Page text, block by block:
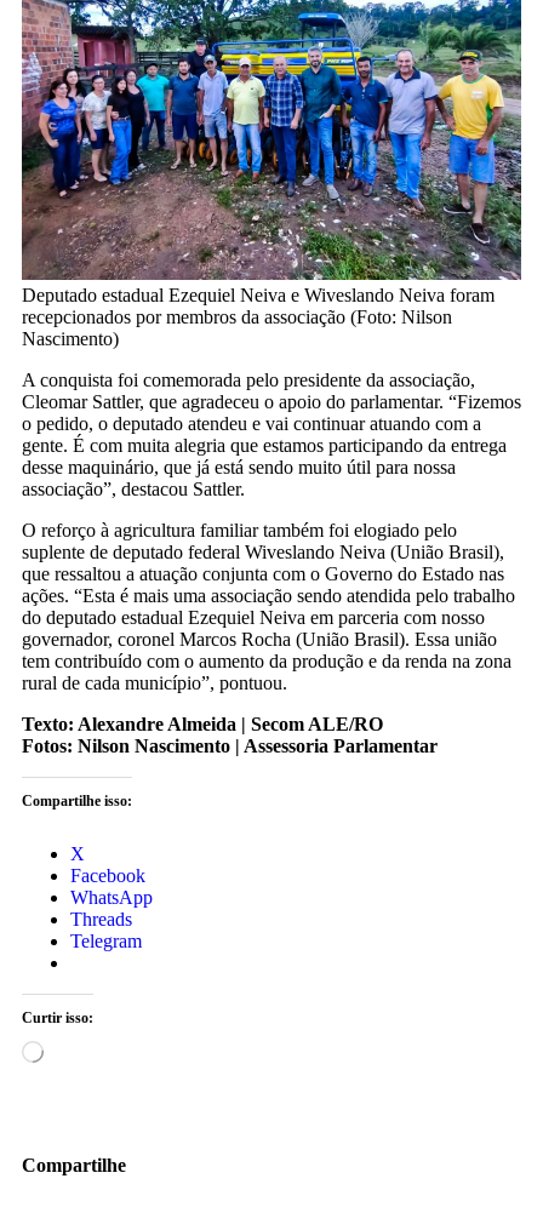
Deputado estadual Ezequiel Neiva e Wiveslando Neiva foram
recepcionados por membros da associação (Foto: Nilson
Nascimento)
A conquista foi comemorada pelo presidente da associação,
Cleomar Sattler, que agradeceu o apoio do parlamentar. “Fizemos
o pedido, o deputado atendeu e vai continuar atuando com a
gente. É com muita alegria que estamos participando da entrega
desse maquinário, que já está sendo muito útil para nossa
associação”, destacou Sattler.
O reforço à agricultura familiar também foi elogiado pelo
suplente de deputado federal Wiveslando Neiva (União Brasil),
que ressaltou a atuação conjunta com o Governo do Estado nas
ações. “Esta é mais uma associação sendo atendida pelo trabalho
do deputado estadual Ezequiel Neiva em parceria com nosso
governador, coronel Marcos Rocha (União Brasil). Essa união
tem contribuído com o aumento da produção e da renda na zona
rural de cada município”, pontuou.
Texto: Alexandre Almeida | Secom ALE/RO
Fotos: Nilson Nascimento | Assessoria Parlamentar
Compartilhe isso:
X
Facebook
WhatsApp
Threads
Telegram
Curtir isso:
Compartilhe